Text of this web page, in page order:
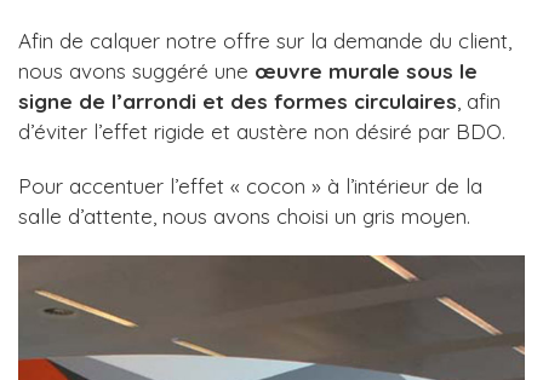
Afin de calquer notre offre sur la demande du client,
nous avons suggéré une œuvre murale sous le
signe de l’arrondi et des formes circulaires , afin
d’éviter l’effet rigide et austère non désiré par BDO.
Pour accentuer l’effet « cocon » à l’intérieur de la
salle d’attente, nous avons choisi un gris moyen.